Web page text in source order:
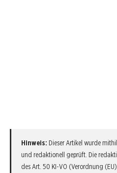
Hinweis: Dieser Artikel wurde
und redaktionell geprüft. Die
des Art. 50 KI-VO (Verordnung